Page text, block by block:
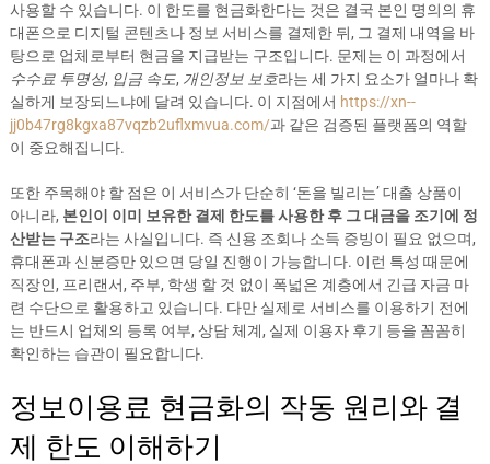
사용할 수 있습니다. 이 한도를 현금화한다는 것은 결국 본인 명의의 휴
대폰으로 디지털 콘텐츠나 정보 서비스를 결제한 뒤, 그 결제 내역을 바
탕으로 업체로부터 현금을 지급받는 구조입니다. 문제는 이 과정에서
수수료 투명성, 입금 속도, 개인정보 보호라는 세 가지 요소가 얼마나 확
실하게 보장되느냐에 달려 있습니다. 이 지점에서 https://xn--
jj0b47rg8kgxa87vqzb2uflxmvua.com/과 같은 검증된 플랫폼의 역할
이 중요해집니다.
또한 주목해야 할 점은 이 서비스가 단순히 ‘돈을 빌리는’ 대출 상품이
아니라, 본인이 이미 보유한 결제 한도를 사용한 후 그 대금을 조기에 정
산받는 구조라는 사실입니다. 즉 신용 조회나 소득 증빙이 필요 없으며,
휴대폰과 신분증만 있으면 당일 진행이 가능합니다. 이런 특성 때문에
직장인, 프리랜서, 주부, 학생 할 것 없이 폭넓은 계층에서 긴급 자금 마
련 수단으로 활용하고 있습니다. 다만 실제로 서비스를 이용하기 전에
는 반드시 업체의 등록 여부, 상담 체계, 실제 이용자 후기 등을 꼼꼼히
확인하는 습관이 필요합니다.
정보이용료 현금화의 작동 원리와 결
제 한도 이해하기